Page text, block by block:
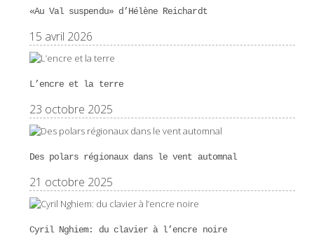
«Au Val suspendu» d’Hélène Reichardt
15 avril 2026
L’encre et la terre
23 octobre 2025
Des polars régionaux dans le vent automnal
21 octobre 2025
Cyril Nghiem: du clavier à l’encre noire